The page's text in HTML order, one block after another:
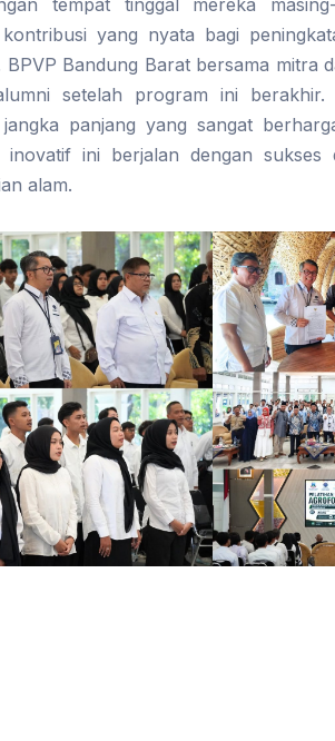
tempat tinggal mereka masing-
yang nyata bagi
Bandung Barat bersama mitra
setelah program ini berakhir.
panjang yang sangat
inovatif ini berjalan dengan sukses
alam.